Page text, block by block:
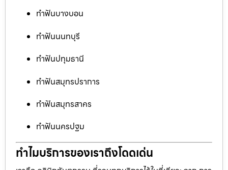
ทำฟันบางบอน
ทำฟันนนทบุรี
ทำฟันปทุมธานี
ทำฟันสมุทรปราการ
ทำฟันสมุทรสาคร
ทำฟันนครปฐม
ทำไมบริการของเราถึงโดดเด่น